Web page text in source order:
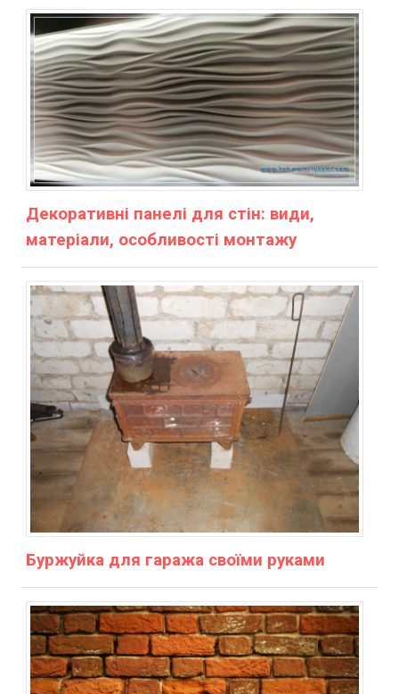
Декоративні панелі для стін: види,
матеріали, особливості монтажу
Буржуйка для гаража своїми руками